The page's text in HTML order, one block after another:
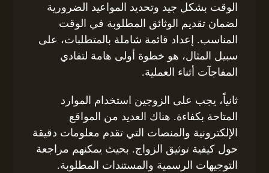
الوقت بشكل جيد وتحديد المواعيد الضرورية
لضمان تقديم الوثائق المطلوبة في الوقت
المناسب. إعداد قائمة شاملة بالمتطلبات، على
سبيل المثال، هو خطوة أولى هامة لتفادي
المفاجآت أثناء العملية.
ثانياً، يجب على الزوجين استخدام الموارد
المتاحة بكفاءة. هناك العديد من المواقع
الإلكترونية والمنصات التي تقدم معلومات دقيقة
حول كيفية توثيق الزواج. بحيث يمكنهم مراجعة
التوجيهات الرسمية والمستندات المطلوبة.